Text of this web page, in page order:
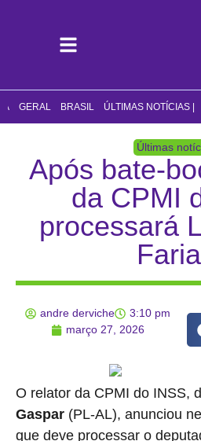
GERAL BRASIL ÚLTIMAS NOTÍCIAS |
Últimas
Após bate-
da CPMI
processará
andre derviche
3:10 pm
março 27, 2026
O relator da CPMI do INSS,
Gaspar (PL-AL), anunciou
que deve processar o